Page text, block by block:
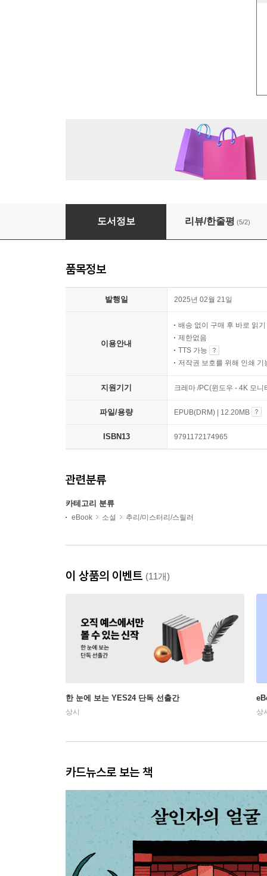
인피니트
도서정보 리뷰/한줄평 (5/2)
품목정보
발행일 2025년 02월 21일
이용안내
배송 없이 구매 후 바로 읽기
제한없음
TTS 가능
저작권 보호를 위해 인쇄 기
지원기기 크레마 /PC(윈도우 - 4K 모
파일/용량 EPUB(DRM) | 12.20MB
ISBN13 9791172174965
관련분류
카테고리 분류
eBook 소설 추리/미스터리/스릴러
이 상품의 이벤트 (11개)
한 눈에 보는 YES24 단독 선출간
상시 상
카드뉴스로 보는 책